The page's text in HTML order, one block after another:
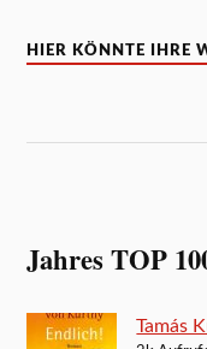
HIER KÖNNTE IHRE
Jahres TOP
Tamás